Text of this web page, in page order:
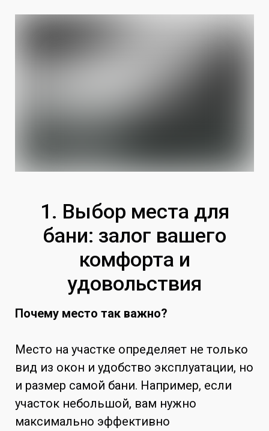
1. Выбор места для
бани: залог вашего
комфорта и
удовольствия
Почему место так важно?
Место на участке определяет не только
вид из окон и удобство эксплуатации, но
и размер самой бани. Например, если
участок небольшой, вам нужно
максимально эффективно